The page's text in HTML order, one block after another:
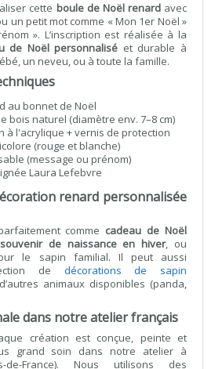
cette boule de Noël renardavec
un petit mot comme « Mon 1er Noël »
». L’inscription est réalisée à la
de Noël personnalisé et durable à
un neveu, ou à toute la famille.
au bonnet de Noël
bois naturel (diamètre env. 7–8 cm)
à l'acrylique + vernis de protection
(rouge et blanche)
(message ou prénom)
Laura Lefebvre
renard personnalisée
comme cadeau de Noël
souvenir de naissance en hiver, ou
le sapin familial. Il peut aussi
de décorations de sapin
animaux disponibles (panda,
dans notre atelier français
création est conçue, peinte et
grand soin dans notre atelier à
de-France). Nous utilisons des